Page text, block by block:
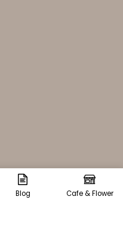
Blog Cafe & Flower